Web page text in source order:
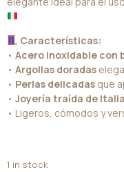
Características:
• Acero inoxidable con
• Argollas doradas
• Perlas delicadas que
• Joyería traída de Italia
• Ligeros, cómodos y
1 in stock